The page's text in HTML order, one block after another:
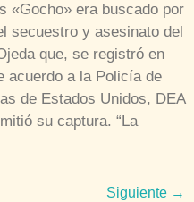
«Gocho» era buscado por
secuestro y asesinato del
que, se registró en
acuerdo a la Policía de
de Estados Unidos, DEA
su captura. “La
Siguiente →